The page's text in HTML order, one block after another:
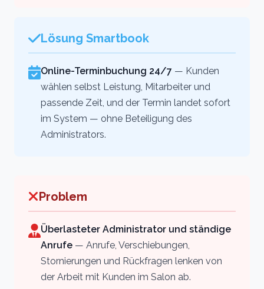
Lösung Smartbook
Online-Terminbuchung 24/7 — Kunden
wählen selbst Leistung, Mitarbeiter und
passende Zeit, und der Termin landet sofort
im System — ohne Beteiligung des
Administrators.
Problem
Überlasteter Administrator und ständige
Anrufe — Anrufe, Verschiebungen,
Stornierungen und Rückfragen lenken von
der Arbeit mit Kunden im Salon ab.